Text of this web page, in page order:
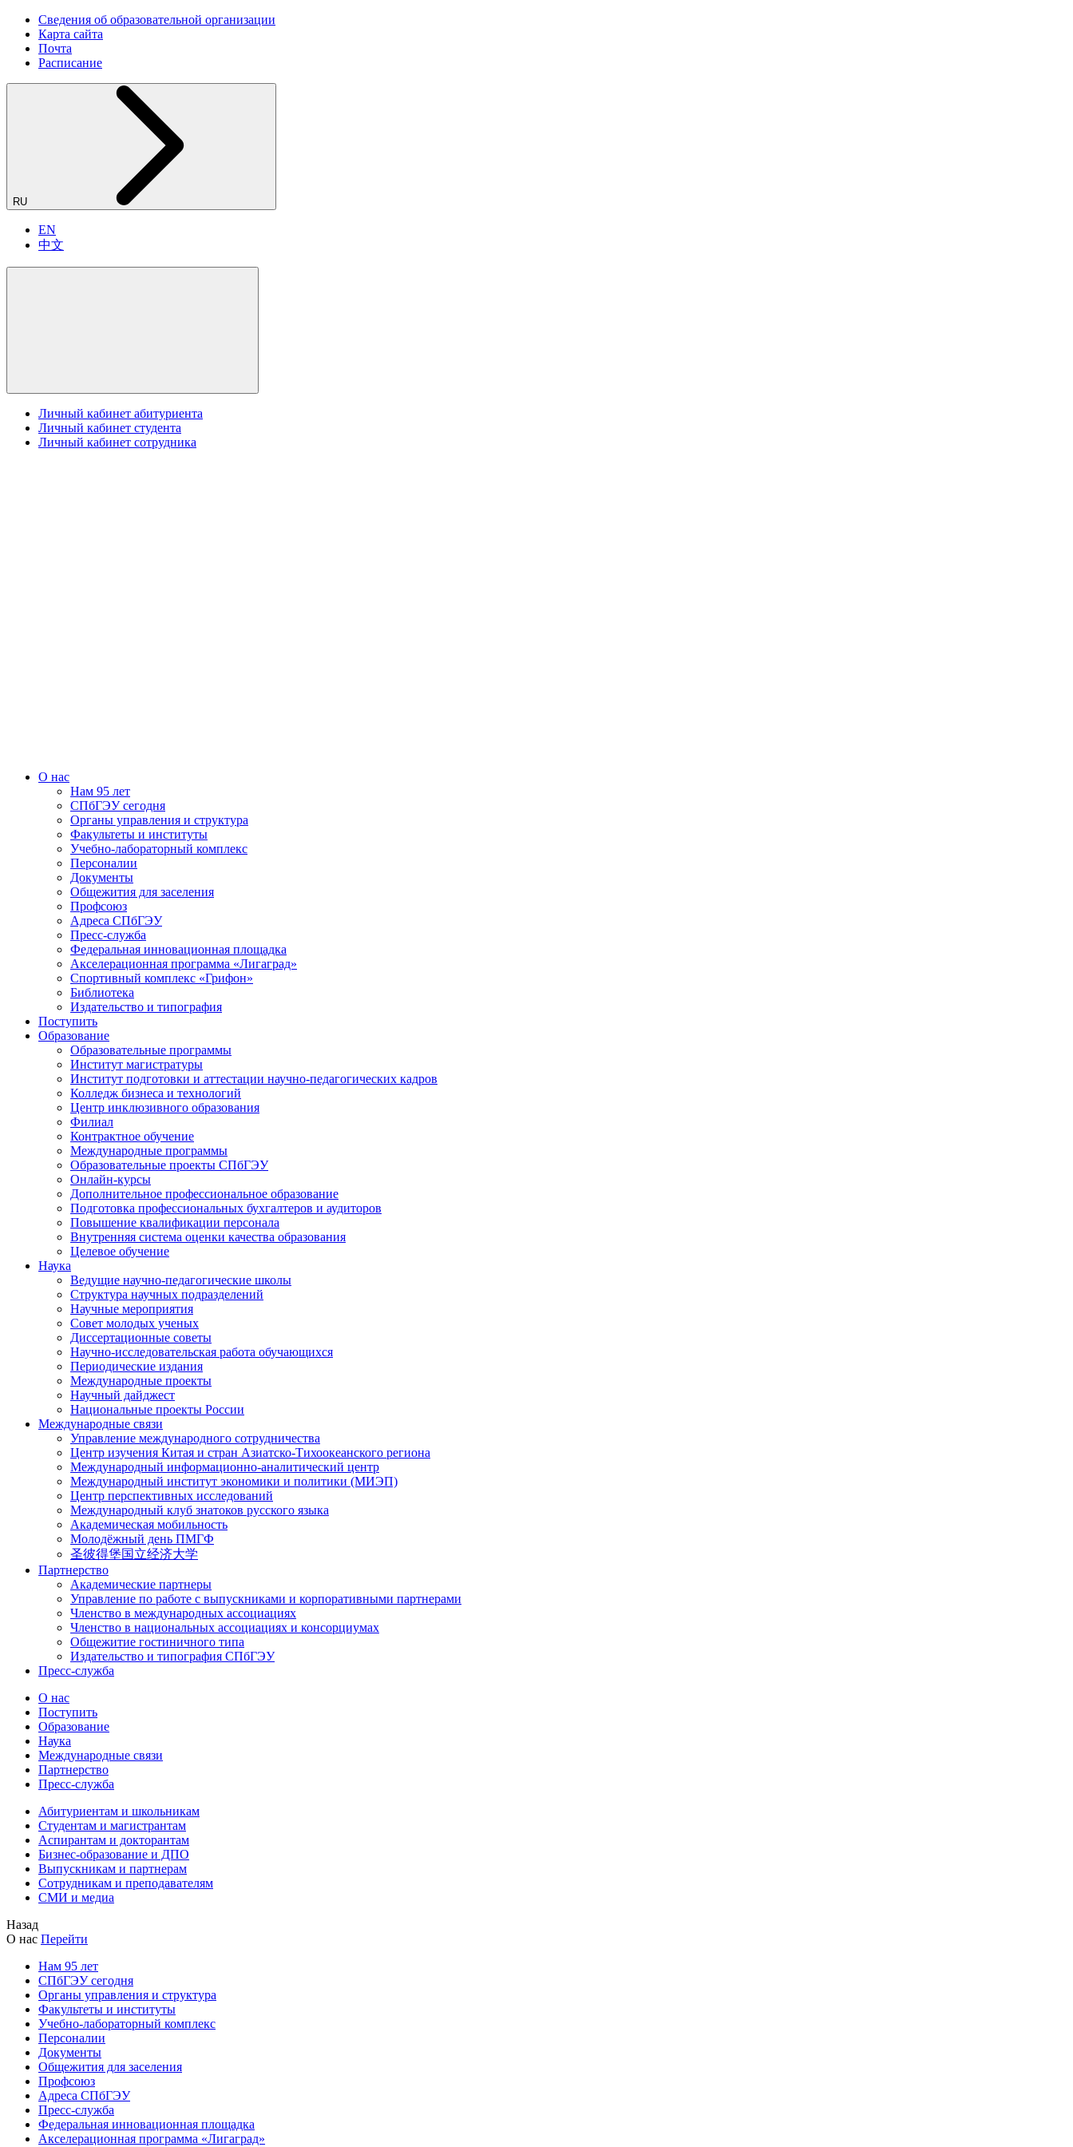
Сведения об образовательной организации
Карта сайта
Почта
Расписание
RU
EN
中文
Личный кабинет абитуриента
Личный кабинет студента
Личный кабинет сотрудника
О нас
Нам 95 лет
СПбГЭУ сегодня
Органы управления и структура
Факультеты и институты
Учебно-лабораторный комплекс
Персоналии
Документы
Общежития для заселения
Профсоюз
Адреса СПбГЭУ
Пресс-служба
Федеральная инновационная площадка
Акселерационная программа «Лигаград»­­
Спортивный комплекс «Грифон»
Библиотека
Издательство и типография
Поступить
Образование
Образовательные программы
Институт магистратуры
Институт подготовки и аттестации научно-педагогических кадров
Колледж бизнеса и технологий
Центр инклюзивного образования
Филиал
Контрактное обучение
Международные программы
Образовательные проекты СПбГЭУ
Онлайн-курсы
Дополнительное профессиональное образование
Подготовка профессиональных бухгалтеров и аудиторов
Повышение квалификации персонала
Внутренняя система оценки качества образования
Целевое обучение
Наука
Ведущие научно-педагогические школы
Структура научных подразделений
Научные мероприятия
Совет молодых ученых
Диссертационные советы
Научно-исследовательская работа обучающихся
Периодические издания
Международные проекты
Научный дайджест
Национальные проекты России
Международные связи
Управление международного сотрудничества
Центр изучения Китая и стран Азиатско-Тихоокеанского региона
Международный информационно-аналитический центр
Международный институт экономики и политики (МИЭП)
Центр перспективных исследований
Международный клуб знатоков русского языка
Академическая мобильность
Молодёжный день ПМГФ
圣彼得堡国立经济大学
Партнерство
Академические партнеры
Управление по работе с выпускниками и корпоративными партнерами
Членство в международных ассоциациях
Членство в национальных ассоциациях и консорциумах
Общежитие гостиничного типа
Издательство и типография СПбГЭУ
Пресс-служба
О нас
Поступить
Образование
Наука
Международные связи
Партнерство
Пресс-служба
Абитуриентам и школьникам
Студентам и магистрантам
Аспирантам и докторантам
Бизнес-образование и ДПО
Выпускникам и партнерам
Сотрудникам и преподавателям
СМИ и медиа
Назад
О нас Перейти
Нам 95 лет
СПбГЭУ сегодня
Органы управления и структура
Факультеты и институты
Учебно-лабораторный комплекс
Персоналии
Документы
Общежития для заселения
Профсоюз
Адреса СПбГЭУ
Пресс-служба
Федеральная инновационная площадка
Акселерационная программа «Лигаград»­­